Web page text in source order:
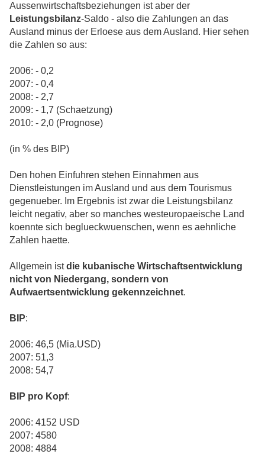
Aussenwirtschaftsbeziehungen ist aber der
Leistungsbilanz-Saldo - also die Zahlungen an das
Ausland minus der Erloese aus dem Ausland. Hier sehen
die Zahlen so aus:
2006: - 0,2
2007: - 0,4
2008: - 2,7
2009: - 1,7 (Schaetzung)
2010: - 2,0 (Prognose)
(in % des BIP)
Den hohen Einfuhren stehen Einnahmen aus
Dienstleistungen im Ausland und aus dem Tourismus
gegenueber. Im Ergebnis ist zwar die Leistungsbilanz
leicht negativ, aber so manches westeuropaeische Land
koennte sich beglueckwuenschen, wenn es aehnliche
Zahlen haette.
Allgemein istdie kubanische Wirtschaftsentwicklung
nicht von Niedergang, sondern von
Aufwaertsentwicklung gekennzeichnet.
BIP:
2006: 46,5 (Mia.USD)
2007: 51,3
2008: 54,7
BIP pro Kopf:
2006: 4152 USD
2007: 4580
2008: 4884